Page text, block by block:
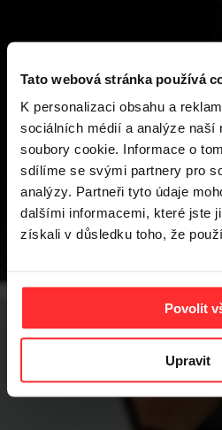
Tato webová stránka používá
K personalizaci obsahu a
sociálních médií a analýze
soubory cookie. Informace o
sdílíme se svými partnery pro
analýzy. Partneři tyto údaje
dalšími informacemi, které jste
získali v důsledku toho, že
Povolit
Upravit